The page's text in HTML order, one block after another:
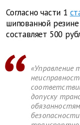
Согласно части 1
шипованной
составляет 500
«Управление
допуску